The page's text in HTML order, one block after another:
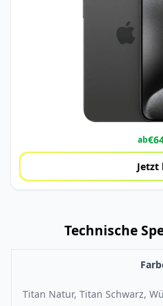
ab€
Jetzt
Technische
Titan Natur, Titan Schwarz,